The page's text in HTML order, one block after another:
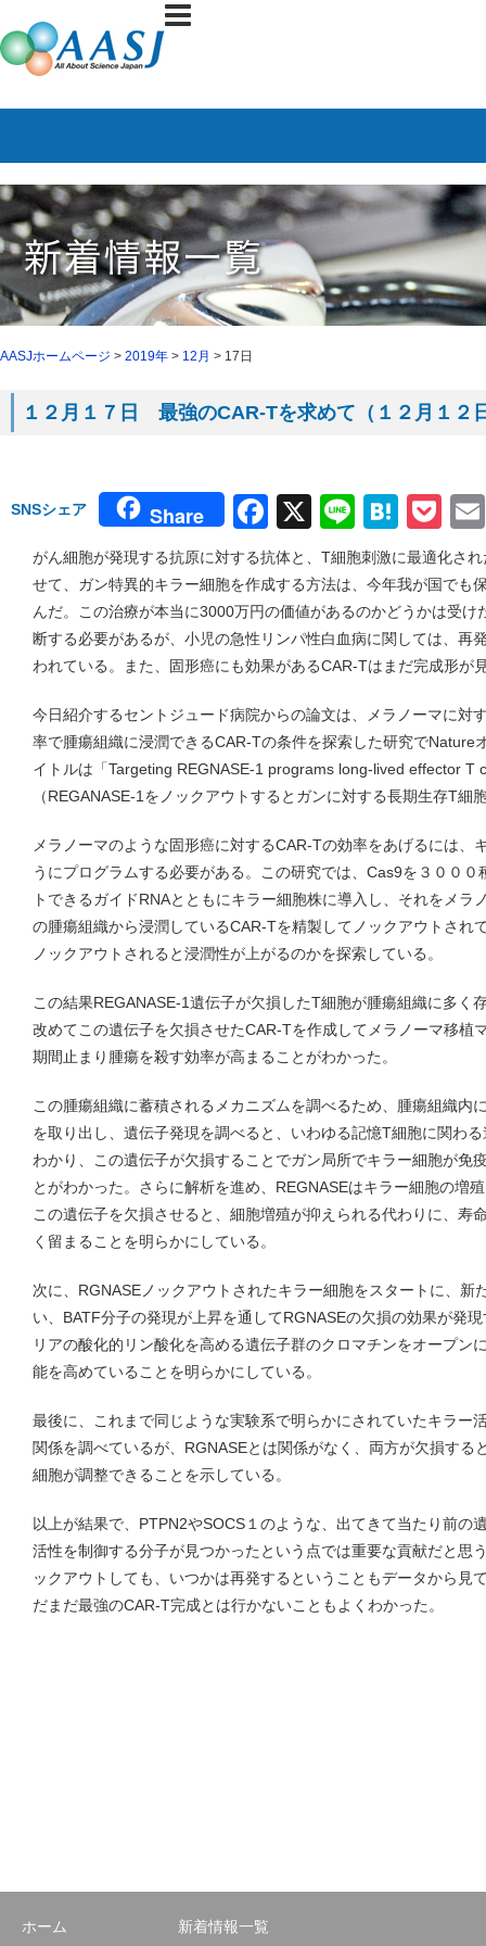
AASJホームページ > 2019年 > 12月 > 17日
１２月１７日 最強のCAR-Tを求めて（１２月１２
SNSシェア Share Facebook
X Line
がん細胞が発現する抗原に対する抗体と、T細胞刺激に最適化さ
せて、ガン特異的キラー細胞を作成する方法は、今年我が国でも
んだ。この治療が本当に3000万円の価値があるのかどうかは受
断する必要があるが、小児の急性リンパ性白血病に関しては、再
われている。また、固形癌にも効果があるCAR-Tはまだ完成形が
今日紹介するセントジュード病院からの論文は、メラノーマに対
率で腫瘍組織に浸潤できるCAR-Tの条件を探索した研究でNature
イトルは「Targeting REGNASE-1 programs long-lived effector T
（REGANASE-1をノックアウトするとガンに対する長期生存T細
メラノーマのような固形癌に対するCAR-Tの効率をあげるには、
うにプログラムする必要がある。この研究では、Cas9を３００
トできるガイドRNAとともにキラー細胞株に導入し、それをメラ
の腫瘍組織から浸潤しているCAR-Tを精製してノックアウトされ
ノックアウトされると浸潤性が上がるのかを探索している。
この結果REGANASE-1遺伝子が欠損したT細胞が腫瘍組織に多く
改めてこの遺伝子を欠損させたCAR-Tを作成してメラノーマ移植
期間止まり腫瘍を殺す効率が高まることがわかった。
この腫瘍組織に蓄積されるメカニズムを調べるため、腫瘍組織内
を取り出し、遺伝子発現を調べると、いわゆる記憶T細胞に関わ
わかり、この遺伝子が欠損することでガン局所でキラー細胞が免
とがわかった。さらに解析を進め、REGNASEはキラー細胞の増
この遺伝子を欠損させると、細胞増殖が抑えられる代わりに、寿
く留まることを明らかにしている。
次に、RGNASEノックアウトされたキラー細胞をスタートに、新
い、BATF分子の発現が上昇を通してRGNASEの欠損の効果が発
リアの酸化的リン酸化を高める遺伝子群のクロマチンをオープン
能を高めていることを明らかにしている。
最後に、これまで同じような実験系で明らかにされていたキラー
関係を調べているが、RGNASEとは関係がなく、両方が欠損する
細胞が調整できることを示している。
以上が結果で、PTPN2やSOCS１のような、出てきて当たり前の
活性を制御する分子が見つかったという点では重要な貢献だと思
ックアウトしても、いつかは再発するということもデータから見
だまだ最強のCAR-T完成とは行かないこともよくわかった。
ホーム
新着情報一覧